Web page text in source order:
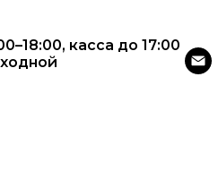
касса до 17:00